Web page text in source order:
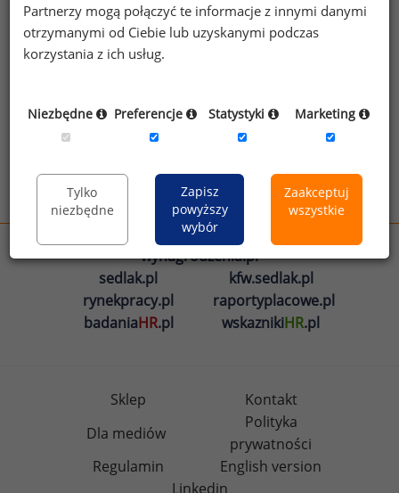
Wyrażam zgodę na przetwarzanie moich
danych osobowych zawartych w formularzu
przez Sedlak &Sedlak sp. z o.o. sp. k. w celu
Oświadczam, że zapoznałem się z treścią
informacji na temat przetwarzania
Wyślij
wynagrodzenia.pl
sedlak.pl
kfw.sedlak.pl
rynekpracy.pl
raportyplacowe.pl
badaniaHR.pl wskaznikiHR.pl
Sklep
Kontakt
Dla mediów
Polityka
prywatności
Regulamin
English version
Linkedin
Partnerzy mogą połączyć te informacje z innymi danymi
otrzymanymi od Ciebie lub uzyskanymi podczas
korzystania z ich usług.
Niezbędne Preferencje Statystyki Marketing
Tylko
niezbędne
Zapisz
powyższy
wybór
Zaakceptuj
wszystkie